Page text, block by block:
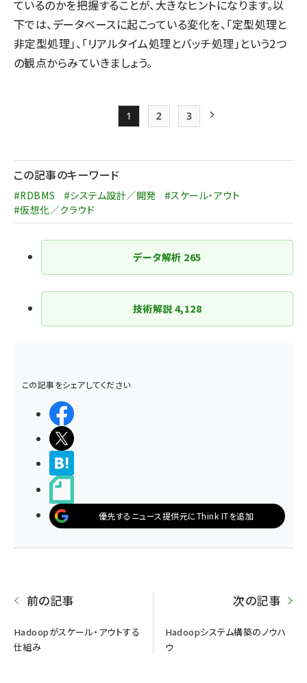
ているのかを把握することが、大きなヒントになります。以
下では、データベースに起こっている変化を、「定型処理と
非定型処理」、「リアルタイム処理とバッチ処理」という2つ
の観点からみていきましょう。
送
Page
1
Page
2
Page
3
この記事のキーワード
#RDBMS #システム設計／開発
#スケール・アウト
#仮想化／クラウド
データ解析 265
技術解説 4,128
この記事をシェアしてください
優先するニュース提供元にThink ITを追加
前の記事
Hadoopがスケール・アウトする
仕組み
次の記事
Hadoopシステム構築のノウハ
ウ